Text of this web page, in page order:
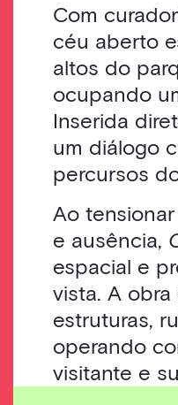
Com
céu aberto
altos do
ocupando
Inserida
um diálogo
percursos
Ao
e ausência,
espacial e
vista. A
estruturas,
operando
visitante e